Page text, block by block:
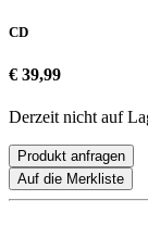
CD
€ 39,99
Derzeit nicht auf
Produkt anfragen
Auf die Merkliste